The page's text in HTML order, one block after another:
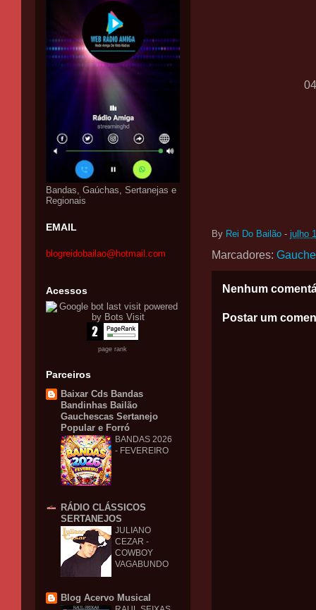
By Rei Do Bailão - julho
Marcadores:
Nenhum
Postar um
Bandas, Gaúchas, Sertanejas e
Regionais
EMAIL
blogreidobailao@hotmail.com
Acessos
page rank
Parceiros
Baixar Cds Bandas
Bandinhas Bailão
Gauchescas Sertanejo
Popular e Forró
BANDAS 2026
- FEVEREIRO
RÁDIO CLÁSSICOS
SERTANEJOS
JULIANO
CEZAR -
COWBOY
VAGABUNDO
Blog Acervo Musical